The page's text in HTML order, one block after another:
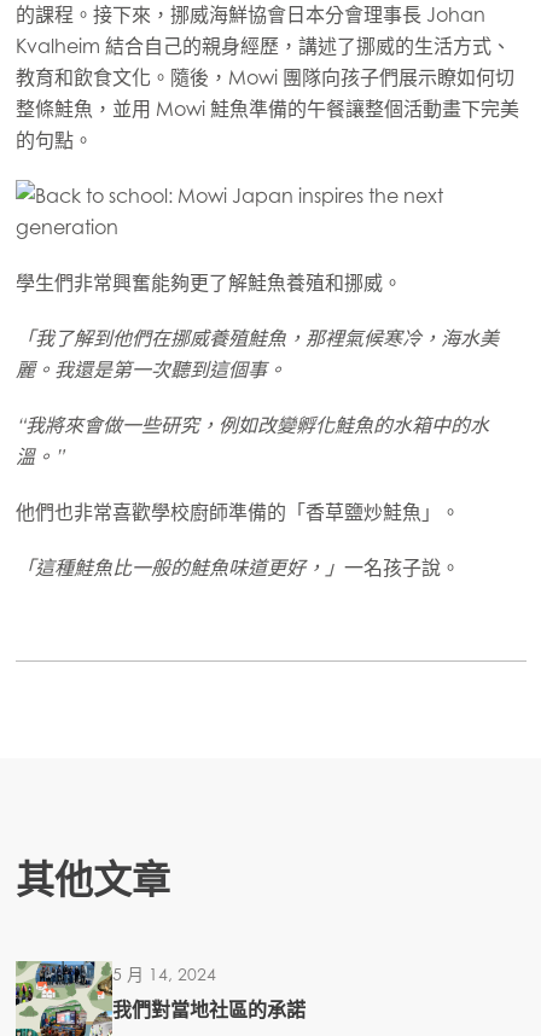
Asia
Mowi China
Mowi Japan
Mowi Korea
Mowi TaiwanACTIVE
Europe
Mowi Belgium (NL)
Mowi Czechia (CZ)
Mowi Faroe Islands
Mowi Scotland
Mowi Turkey
的課程。接下來，挪威海鮮協會日本分會理事長 Johan
Kvalheim 結合自己的親身經歷，講述了挪威的生活方式、
教育和飲食文化。隨後，Mowi 團隊向孩子們展示瞭如何切
整條鮭魚，並用 Mowi 鮭魚準備的午餐讓整個活動畫下完美
的句點。
學生們非常興奮能夠更了解鮭魚養殖和挪威。
「我了解到他們在挪威養殖鮭魚，那裡氣候寒冷，海水美
麗。我還是第一次聽到這個事。
“我將來會做一些研究，例如改變孵化鮭魚的水箱中的水
溫。”
他們也非常喜歡學校廚師準備的「香草鹽炒鮭魚」。
「這種鮭魚比一般的鮭魚味道更好，」 一名孩子說。
其他文章
5 月 14, 2024
我們對當地社區的承諾